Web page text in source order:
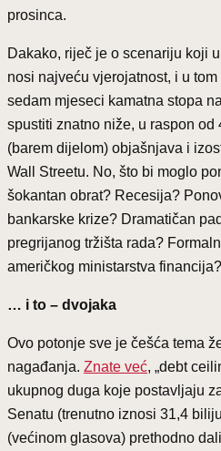
prosinca.
Dakako, riječ je o scenariju koji
nosi najveću vjerojatnost, i u
sedam mjeseci kamatna stopa
spustiti znatno niže, u raspon od
(barem dijelom) objašnjava i
Wall Streetu. No, što bi moglo
šokantan obrat? Recesija?
bankarske krize? Dramatičan
pregrijanog tržišta rada?
američkog ministarstva financija?
… i to – dvojaka
Ovo potonje sve je češća tema
nagađanja. Znate već, „debt
ukupnog duga koje postavljaju
Senatu (trenutno iznosi 31,4
(većinom glasova) prethodno